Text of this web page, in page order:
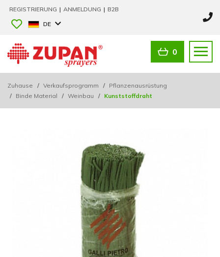
REGISTRIERUNG | ANMELDUNG | B2B
DE
0
Zuhause / Verkaufsprogramm / Pflanzenausrüstung
/ Binde Material / Weinbau / Kunststoffdraht